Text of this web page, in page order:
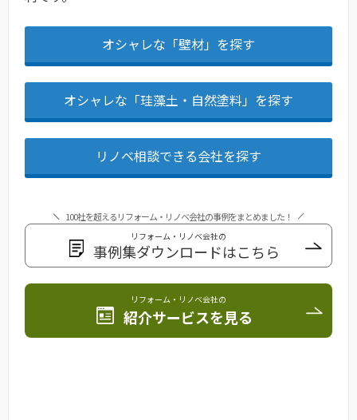
オシャレな「壁材」を探す
オシャレな「珪藻土・自然塗料」を探す
リノベ相談できる会社を探す
100社を超えるリフォーム・リノベ会社の事例をまとめました！
リフォーム・リノベ会社の
事例集ダウンロードはこちら
リフォーム・リノベ会社の
紹介サービスを見る